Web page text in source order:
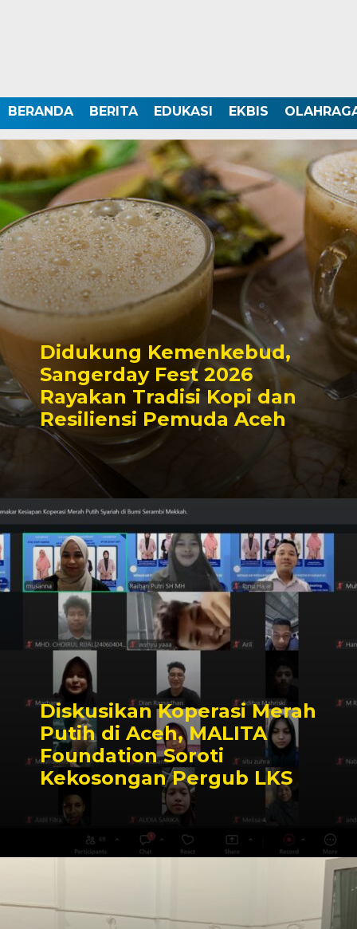
BERANDA BERITA EDUKASI EKBIS
Didukung Kemenkebud,
Sangerday Fest 2026
Rayakan Tradisi Kopi dan
Resiliensi Pemuda Aceh
Diskusikan Koperasi Merah
Putih di Aceh, MALITA
Foundation Soroti
Kekosongan Pergub LKS